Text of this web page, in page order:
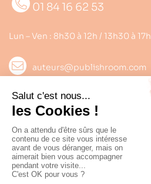
01 84 16 62 53
Lun – Ven : 8h30 à 12h / 13h30 à 17h
auteurs@publishroom.com
Informations
Suivez nous